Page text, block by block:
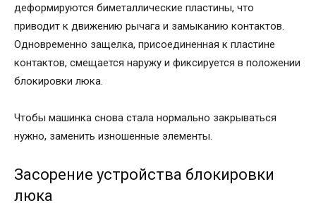
деформируются биметаллические пластины, что
приводит к движению рычага и замыканию контактов.
Одновременно защелка, присоединенная к пластине
контактов, смещается наружу и фиксируется в положении
блокировки люка.
Чтобы машинка снова стала нормально закрываться
нужно, заменить изношенные элементы.
Засорение устройства блокировки
люка